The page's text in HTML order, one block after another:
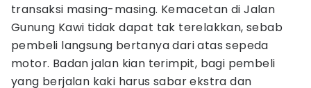
transaksi masing-masing. Kemacetan di Jalan
Gunung Kawi tidak dapat tak terelakkan, sebab
pembeli langsung bertanya dari atas sepeda
motor. Badan jalan kian terimpit, bagi pembeli
yang berjalan kaki harus sabar ekstra dan